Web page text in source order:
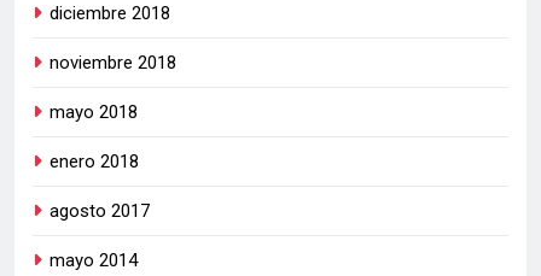
diciembre 2018
noviembre 2018
mayo 2018
enero 2018
agosto 2017
mayo 2014